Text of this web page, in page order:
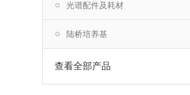
光谱配件及耗材
陆桥培养基
查看全部产品